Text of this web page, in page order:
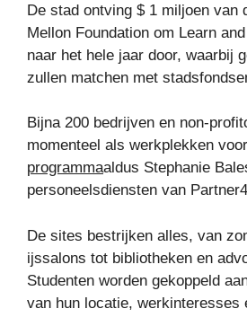
De stad ontving $ 1 miljoen van
Mellon Foundation om Learn
naar het hele jaar door, waarbij
zullen matchen met
Bijna 200 bedrijven en non-
momenteel als werkplekken
programmaaldus Stephanie
personeelsdiensten van
De sites bestrijken alles, van
ijssalons tot bibliotheken en
Studenten worden gekoppeld
van hun locatie, werkinteresses